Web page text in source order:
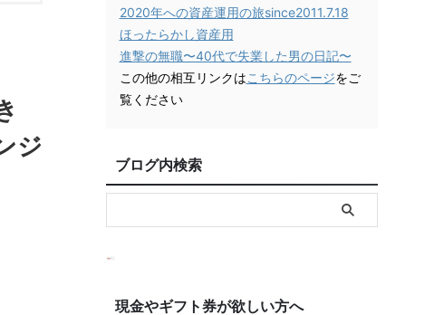
ジ
2020年への資産運用の旅since2011.7.18
ほったらかし資産用
進撃の無職〜40代で失業した男の日記〜
この他の相互リンクはこちらのページをご
覧ください
ブログ内検索
現金やギフト券が欲しい方へ